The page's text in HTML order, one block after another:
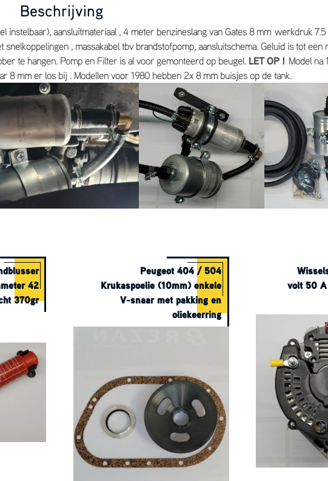
Beschrijving
aansluitmateriaal , 4 meter benzineslang van Gates 8 mm werkdruk
, massakabel tbv brandstofpomp, aansluitschema. Geluid is tot
te hangen. Pomp en Filter is al voor gemonteerd op beugel. LET OP ! Model na
8 mm er los bij . Modellen voor 1980 hebben 2x 8 mm buisjes op de tank.
42
370gr
Peugeot 404 / 504
Krukaspoelie (10mm) enkele
V-snaar met pakking en
oliekeerring
volt 50